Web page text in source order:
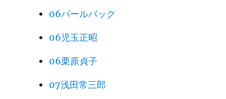
06パールバック
06児玉正昭
06栗原貞子
07浅田常三郎